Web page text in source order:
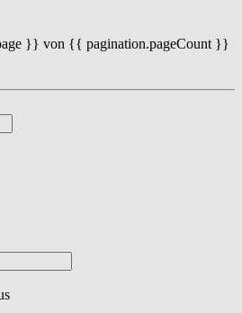
}} von {{ pagination.pageCount }}